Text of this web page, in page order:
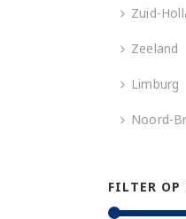
Zuid-
Zeeland
Limburg
Noord-
FILTER OP